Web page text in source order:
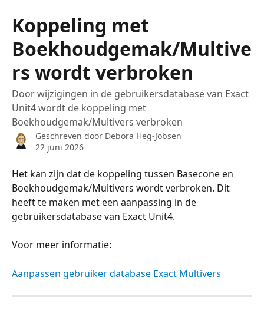
Koppeling met
Boekhoudgemak/Multive
rs wordt verbroken
Door wijzigingen in de gebruikersdatabase van Exact
Unit4 wordt de koppeling met
Boekhoudgemak/Multivers verbroken
Geschreven door Debora Heg-Jobsen
22 juni 2026
Het kan zijn dat de koppeling tussen Basecone en
Boekhoudgemak/Multivers wordt verbroken. Dit
heeft te maken met een aanpassing in de
gebruikersdatabase van Exact Unit4.
Voor meer informatie:
Aanpassen gebruiker database Exact Multivers